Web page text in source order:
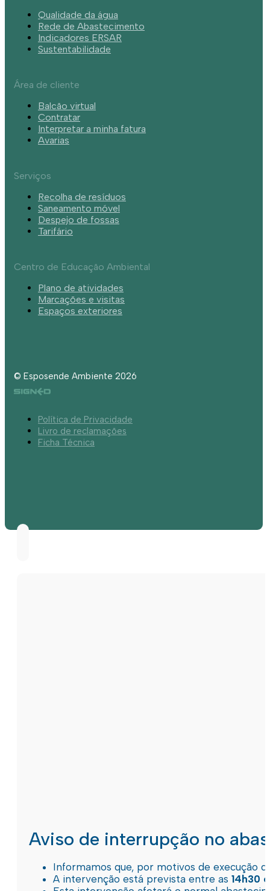
Qualidade da água
Rede de Abastecimento
Indicadores ERSAR
Sustentabilidade
Área de cliente
Balcão virtual
Contratar
Interpretar a minha fatura
Avarias
Serviços
Recolha de resíduos
Saneamento móvel
Despejo de fossas
Tarifário
Centro de Educação Ambiental
Plano de atividades
Marcações e visitas
Espaços exteriores
© Esposende Ambiente 2026
Política de Privacidade
Livro de reclamações
Ficha Técnica
Aviso de interrupção no
Informamos que, por motivos de execução
A intervenção está prevista entre as 14h30